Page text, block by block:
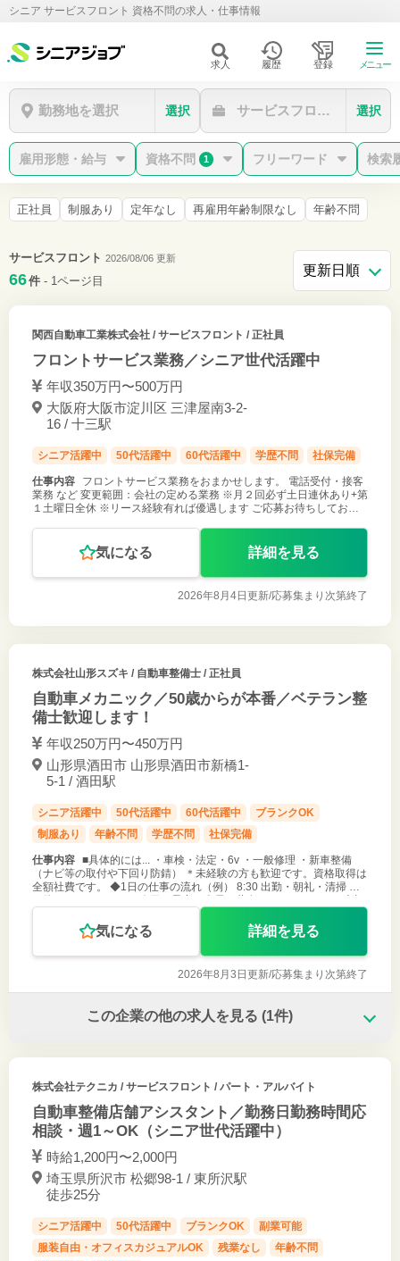
シニア サービスフロント 資格不問の求人・仕事情報
求人 履歴 登録 メニュー
勤務地を選択 選択 サービスフロント 選択
雇用形態・給与 資格不問 1 フリーワード 検索
正社員 制服あり 定年なし 再雇用年齢制限なし 年齢不問
サービスフロント 2026/08/06 更新
66件 - 1ページ目
関西自動車工業株式会社/ サービスフロント / 正社員
フロントサービス業務／シニア世代活躍中
年収350万円〜500万円
大阪府大阪市淀川区 三津屋南3-2-
16 / 十三駅
シニア活躍中 50代活躍中 60代活躍中 学歴不問 社保完備
仕事内容
フロントサービス業務をおまかせします。 電話受付・接客
業務 など 変更範囲：会社の定める業務 ※月２回必ず土日連休あり+第
１土曜日全休 ※リース経験有れば優遇します ご応募お待ちしており
気になる 詳細を見る
2026年8月4日更新/応募集まり次第終了
株式会社山形スズキ / 自動車整備士 / 正社員
自動車メカニック／50歳からが本番／ベテラン整
備士歓迎します！
年収250万円〜450万円
山形県酒田市 山形県酒田市新橋1-
5-1 / 酒田駅
シニア活躍中 50代活躍中 60代活躍中
ブランクOK
制服あり
年齢不問 学歴不問 社保完備
仕事内容 ■具体的には... ・車検・法定・6v ・一般修理 ・新車整備
（ナビ等の取付や下回り防錆） ＊未経験の方も歓迎です。資格取得は
全額社費です。 ◆1日の仕事の流れ（例） 8:30 出勤・朝礼・清掃 軽
く体をほぐしながら、今日の予定を全員で共有。チームワークを大切
気になる 詳細を見る
2026年8月3日更新/応募集まり次第終了
この企業の他の求人を見る (1件)
株式会社テクニカ / サービスフロント / パート・アルバイト
自動車整備店舗アシスタント／勤務日勤務時間応
相談・週1～OK（シニア世代活躍中）
時給1,200円〜2,000円
埼玉県所沢市 松郷98-1 / 東所沢駅
徒歩25分
シニア活躍中 50代活躍中 ブランクOK
副業可能
服装自由・オフィスカジュアルOK
残業なし
年齢不問